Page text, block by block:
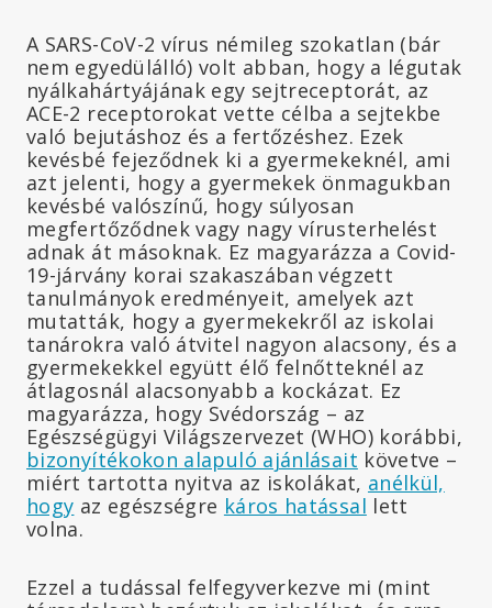
A SARS-CoV-2 vírus némileg szokatlan (bár
nem egyedülálló) volt abban, hogy a légutak
nyálkahártyájának egy sejtreceptorát, az
ACE-2 receptorokat vette célba a sejtekbe
való bejutáshoz és a fertőzéshez. Ezek
kevésbé fejeződnek ki a gyermekeknél, ami
azt jelenti, hogy a gyermekek önmagukban
kevésbé valószínű, hogy súlyosan
megfertőződnek vagy nagy vírusterhelést
adnak át másoknak. Ez magyarázza a Covid-
19-járvány korai szakaszában végzett
tanulmányok eredményeit, amelyek azt
mutatták, hogy a gyermekekről az iskolai
tanárokra való átvitel nagyon alacsony, és a
gyermekekkel együtt élő felnőtteknél az
átlagosnál alacsonyabb a kockázat. Ez
magyarázza, hogy Svédország – az
Egészségügyi Világszervezet (WHO) korábbi,
bizonyítékokon alapuló ajánlásait követve –
miért tartotta nyitva az iskolákat, anélkül,
hogy az egészségre káros hatással lett
volna.
Ezzel a tudással felfegyverkezve mi (mint